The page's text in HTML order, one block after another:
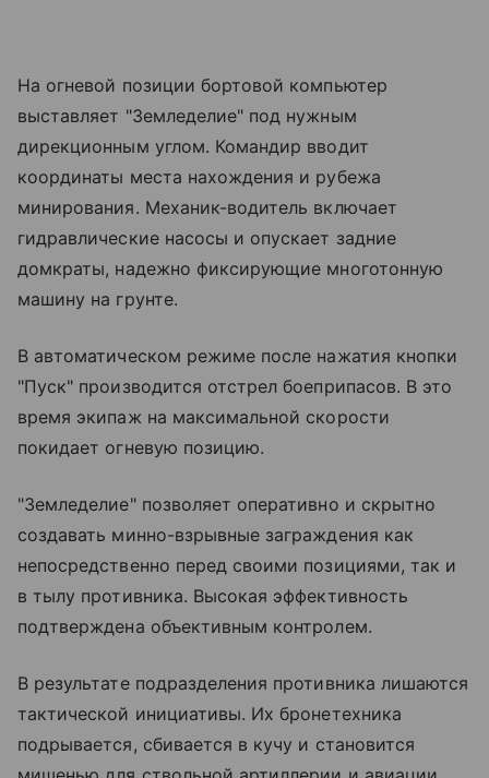
На огневой позиции бортовой компьютер
выставляет "Земледелие" под нужным
дирекционным углом. Командир вводит
координаты места нахождения и рубежа
минирования. Механик-водитель включает
гидравлические насосы и опускает задние
домкраты, надежно фиксирующие многотонную
машину на грунте.
В автоматическом режиме после нажатия кнопки
"Пуск" производится отстрел боеприпасов. В это
время экипаж на максимальной скорости
покидает огневую позицию.
"Земледелие" позволяет оперативно и скрытно
создавать минно-взрывные заграждения как
непосредственно перед своими позициями, так и
в тылу противника. Высокая эффективность
подтверждена объективным контролем.
В результате подразделения противника лишаются
тактической инициативы. Их бронетехника
подрывается, сбивается в кучу и становится